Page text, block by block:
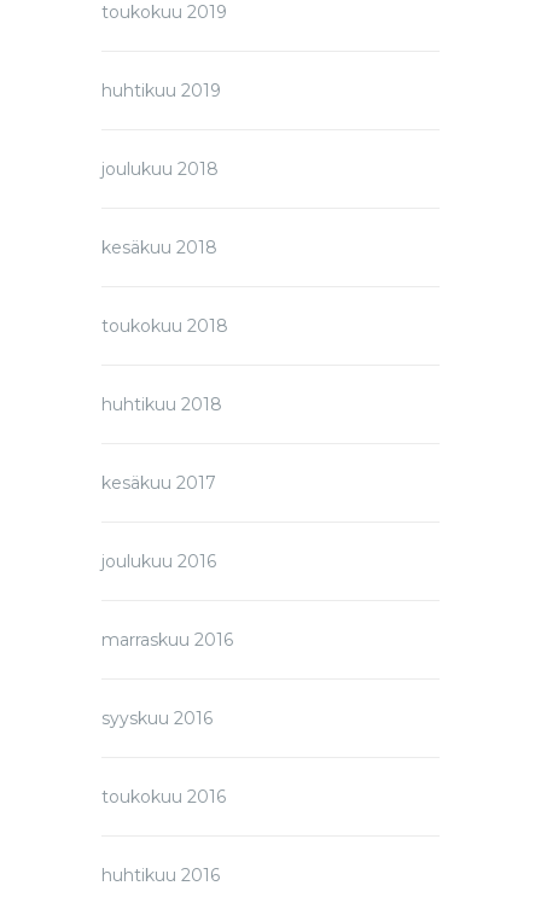
toukokuu 2019
huhtikuu 2019
joulukuu 2018
kesäkuu 2018
toukokuu 2018
huhtikuu 2018
kesäkuu 2017
joulukuu 2016
marraskuu 2016
syyskuu 2016
toukokuu 2016
huhtikuu 2016